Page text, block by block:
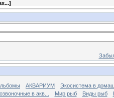
]
АКВАРИУМ
Экосистема в
в акв... Мир рыб Виды рыб